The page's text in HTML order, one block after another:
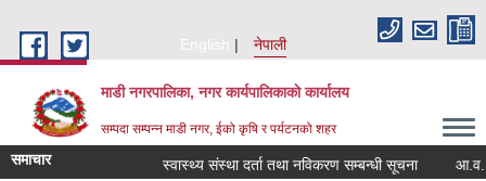
English
नेपाली
माडी नगरपालिका, नगर कार्यपालिकाकाे कार्यालय
सम्पदा सम्पन्न माडी नगर, ईको कृषि र पर्यटनको शहर
समाचार स्वास्थ्य संस्था दर्ता तथा नविकरण सम्बन्धी सूचना आ.व.